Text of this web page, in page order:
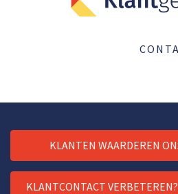
KLANTEN WAARDEREN
KLANTCONTACT